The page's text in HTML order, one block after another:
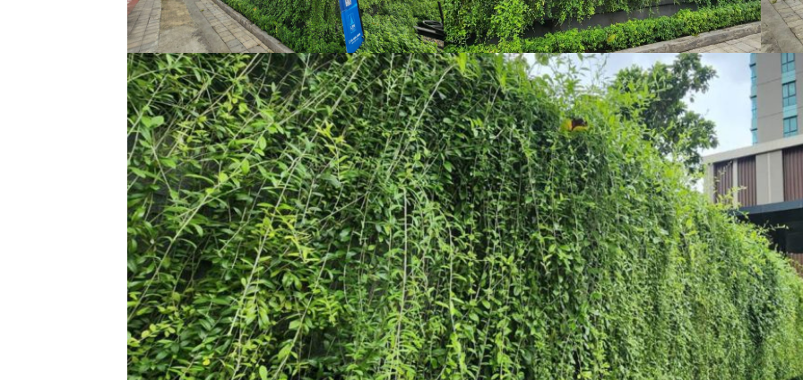
หน้าแรก
ผลิตภัณฑ์
โครงการต่าง
ข่าวสารและกิจกรรม
ติดต่อเรา
ยืนยันรการจ่ายเงิน
we not design product
wecreated our tomorrow